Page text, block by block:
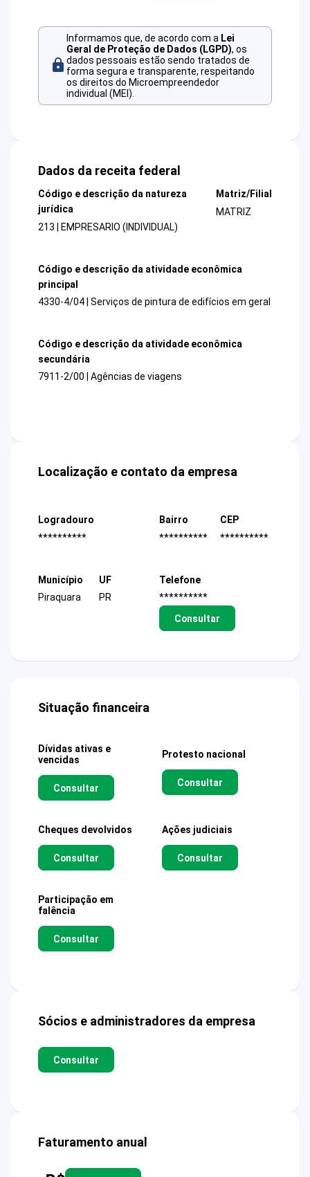
Informamos que, de acordo com a Lei
Geral de Proteção de Dados (LGPD), os
dados pessoais estão sendo tratados de
forma segura e transparente, respeitando
os direitos do Microempreendedor
individual (MEI).
Dados da receita federal
Código e descrição da natureza
jurídica
213 | EMPRESARIO (INDIVIDUAL)
Matriz/Filial
MATRIZ
Código e descrição da atividade econômica
principal
4330-4/04 | Serviços de pintura de edifícios em geral
Código e descrição da atividade econômica
secundária
7911-2/00 | Agências de viagens
Localização e contato da empresa
Logradouro
**********
Bairro
**********
CEP
**********
Município
Piraquara
UF
PR
Telefone
**********
Consultar
Situação financeira
Dívidas ativas e
vencidas
Consultar
Protesto nacional
Consultar
Cheques devolvidos
Consultar
Ações judiciais
Consultar
Participação em
falência
Consultar
Sócios e administradores da empresa
Consultar
Faturamento anual